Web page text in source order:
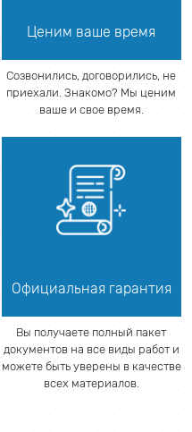
Ценим ваше время
Созвонились, договорились, не
приехали. Знакомо? Мы ценим
ваше и свое время.
Официальная гарантия
Вы получаете полный пакет
документов на все виды работ и
можете быть уверены в качестве
всех материалов.